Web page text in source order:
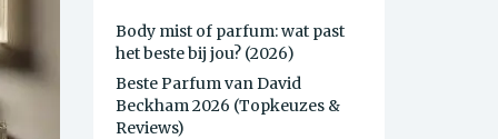
Body mist of parfum: wat past
het beste bij jou? (2026)
Beste Parfum van David
Beckham 2026 (Topkeuzes &
Reviews)